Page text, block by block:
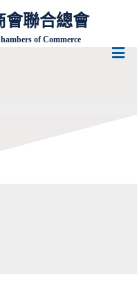
會聯合總會
of Commerce